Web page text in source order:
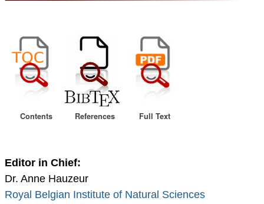
Contents References Full Text
Editor in Chief:
Dr. Anne Hauzeur
Royal Belgian Institute of Natural Sciences